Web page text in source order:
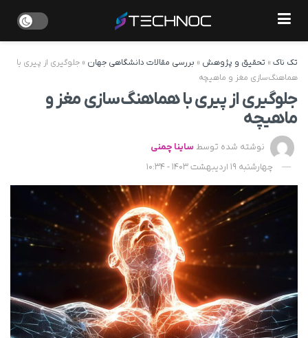
تک ناک» تحقیق و پژوهش » بررسی مقالات دانشگاهی جهان » جلوگیری از پیری با
هماهنگ‌سازی مغز و ماهیچه
جلوگیری از پیری با هماهنگ‌سازی مغز و
ماهیچه
نوشته شده توسط ساینا چمنی
چهارشنبه 19 اردیبهشت 1403 - 10:34